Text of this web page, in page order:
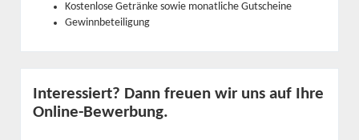
Kostenlose Getränke sowie monatliche Gutscheine
Gewinnbeteiligung
Interessiert? Dann freuen wir uns auf Ihre
Online-Bewerbung.